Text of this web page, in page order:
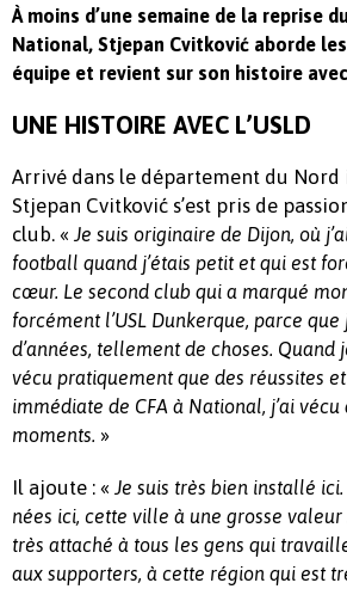
À moins d’une semaine de la reprise
National, Stjepan Cvitković aborde
équipe et revient sur son histoire
UNE HISTOIRE AVEC L’USLD
Arrivé dans le département du Nord
Stjepan Cvitković s’est pris de
club. « Je suis originaire de Dijon, où
football quand j’étais petit et qui est
cœur. Le second club qui a marqué
forcément l’USL Dunkerque, parce
d’années, tellement de choses. Quand
vécu pratiquement que des réussites
immédiate de CFA à National, j’ai vécu
moments. »
Il ajoute : « Je suis très bien installé
nées ici, cette ville à une grosse valeur
très attaché à tous les gens qui
aux supporters, à cette région qui est